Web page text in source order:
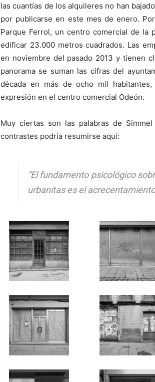
las cuantías de los alquileres no han
por publicarse en este mes de enero.
Parque Ferrol, un centro comercial de la
edificar 23.000 metros cuadrados. Las
en noviembre del pasado 2013 y tienen
panorama se suman las cifras del
década en más de ocho mil
expresión en el centro comercial Odeón.
Muy ciertas son las palabras de
contrastes podría resumirse aquí:
“El fundamento psicológico
urbanitas es el